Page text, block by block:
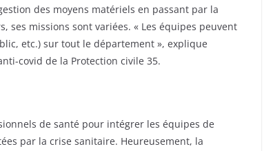
des moyens matériels en passant par la
ses missions sont variées. « Les équipes peuvent
etc.) sur tout le département », explique
covid de la Protection civile 35.
de santé pour intégrer les équipes de
par la crise sanitaire. Heureusement, la